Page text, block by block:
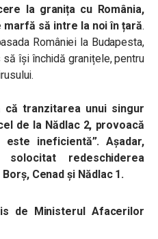
la granița cu România,
să intre la noi în țară.
României la Budapesta,
își închidă granițele, pentru
tranzitarea unui singur
de la Nădlac 2, provoacă
ineficientă”. Așadar,
solocitat redeschiderea
Cenad și Nădlac 1.
de Ministerul Afacerilor